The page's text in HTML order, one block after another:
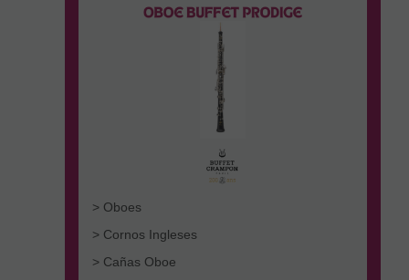
> Oboes
> Cornos Ingleses
> Cañas Oboe